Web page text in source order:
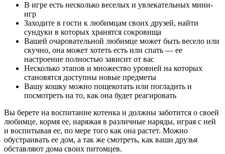
В игре есть несколько веселых и увлекательных мини-
игр
Заходите в гости к любимцам своих друзей, найти
сундуки в которых хранятся сокровища
Вашей очаровательной любимце может быть весело или
скучно, она может хотеть есть или спать — ее
настроение полностью зависит от вас
Несколько этапов и множество уровней на которых
становятся доступны новые предметы
Вашу кошку можно пощекотать или погладить и
посмотреть на то, как она будет реагировать
Вы берете на воспитание котенка и должны заботится о своей
любимце, кормя ее, наряжая в различные наряды, играя с ней
и воспитывая ее, по мере того как она растет. Можно
обустраивать ее дом, а так же смотреть, как ваши друзья
обставляют дома своих питомцев.